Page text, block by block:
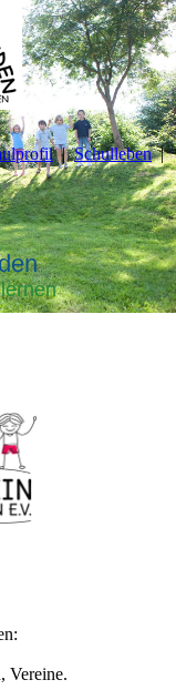
Schulleben
Vereine.